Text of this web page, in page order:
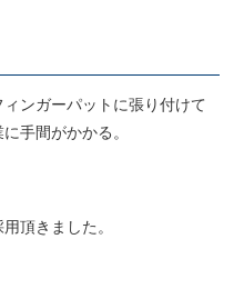
ンガーパットに張り付けて
手間がかかる。
頂きました。